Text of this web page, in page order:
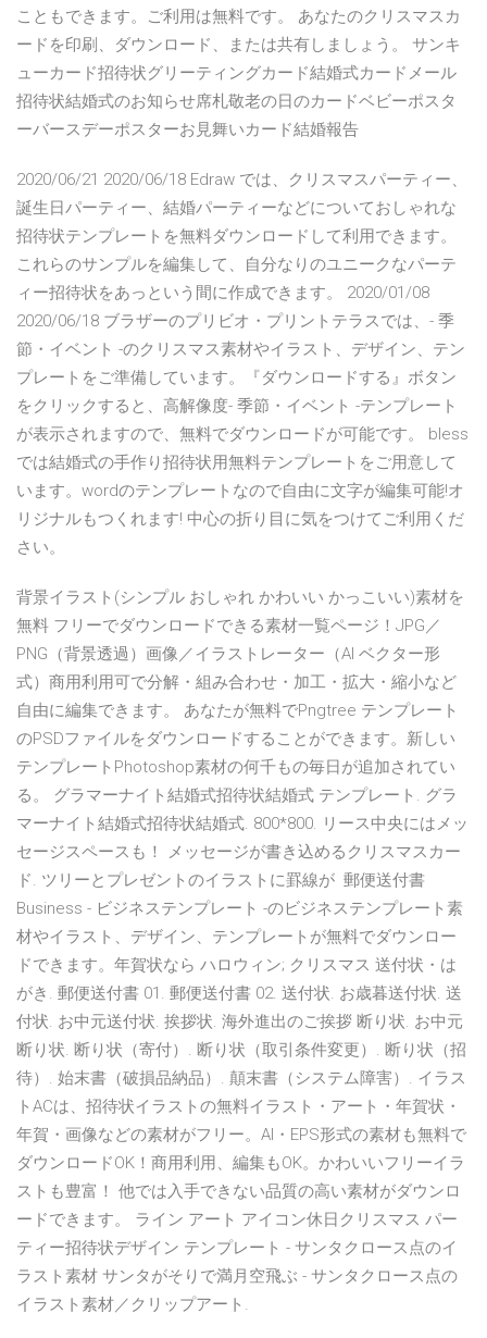
こともできます。ご利用は無料です。 あなたのクリスマスカ
ードを印刷、ダウンロード、または共有しましょう。 サンキ
ューカード招待状グリーティングカード結婚式カードメール
招待状結婚式のお知らせ席札敬老の日のカードベビーポスタ
ーバースデーポスターお見舞いカード結婚報告
2020/06/21 2020/06/18 Edraw では、クリスマスパーティー、
誕生日パーティー、結婚パーティーなどについておしゃれな
招待状テンプレートを無料ダウンロードして利用できます。
これらのサンプルを編集して、自分なりのユニークなパーテ
ィー招待状をあっという間に作成できます。 2020/01/08
2020/06/18 ブラザーのプリビオ・プリントテラスでは、- 季
節・イベント -のクリスマス素材やイラスト、デザイン、テン
プレートをご準備しています。『ダウンロードする』ボタン
をクリックすると、高解像度- 季節・イベント -テンプレート
が表示されますので、無料でダウンロードが可能です。 bless
では結婚式の手作り招待状用無料テンプレートをご用意して
います。wordのテンプレートなので自由に文字が編集可能!オ
リジナルもつくれます! 中心の折り目に気をつけてご利用くだ
さい。
背景イラスト(シンプル おしゃれ かわいい かっこいい)素材を
無料 フリーでダウンロードできる素材一覧ページ！JPG／
PNG（背景透過）画像／イラストレーター（AI ベクター形
式）商用利用可で分解・組み合わせ・加工・拡大・縮小など
自由に編集できます。 あなたが無料でPngtree テンプレート
のPSDファイルをダウンロードすることができます。新しい
テンプレートPhotoshop素材の何千もの毎日が追加されてい
る。 グラマーナイト結婚式招待状結婚式 テンプレート. グラ
マーナイト結婚式招待状結婚式. 800*800. リース中央にはメッ
セージスペースも！ メッセージが書き込めるクリスマスカー
ド. ツリーとプレゼントのイラストに罫線が 郵便送付書
Business - ビジネステンプレート -のビジネステンプレート素
材やイラスト、デザイン、テンプレートが無料でダウンロー
ドできます。年賀状なら ハロウィン; クリスマス 送付状・は
がき. 郵便送付書 01. 郵便送付書 02. 送付状. お歳暮送付状. 送
付状. お中元送付状. 挨拶状. 海外進出のご挨拶 断り状. お中元
断り状. 断り状（寄付）. 断り状（取引条件変更）. 断り状（招
待）. 始末書（破損品納品）. 顛末書（システム障害）. イラス
トACは、招待状イラストの無料イラスト・アート・年賀状・
年賀・画像などの素材がフリー。AI・EPS形式の素材も無料で
ダウンロードOK！商用利用、編集もOK。かわいいフリーイラ
ストも豊富！ 他では入手できない品質の高い素材がダウンロ
ードできます。 ライン アート アイコン休日クリスマス パー
ティー招待状デザイン テンプレート - サンタクロース点のイ
ラスト素材 サンタがそりで満月空飛ぶ - サンタクロース点の
イラスト素材／クリップアート.